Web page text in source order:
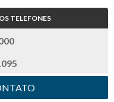
TELEFONES